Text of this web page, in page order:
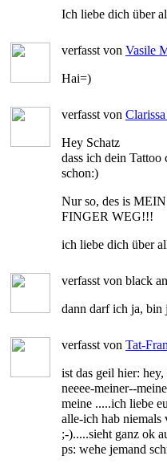
Ich liebe dich über
verfasst von Vasile
Hai=)
verfasst von
Hey Schatz
dass ich dein
schon:)
Nur so, des is
FINGER WEG!!!
ich liebe dich über
verfasst von black
dann darf ich ja, bin
verfasst von Tat-
ist das geil hier:
neeee-meiner--
meine .....ich liebe
alle-ich hab niemals
;-).....sieht ganz ok
ps: wehe jemand